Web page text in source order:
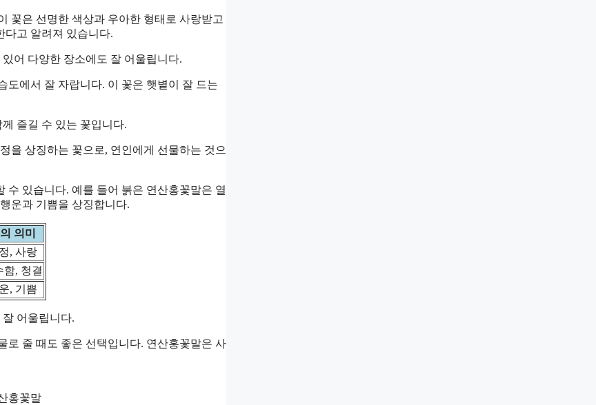
꽃은 선명한 색상과 우아한 형태로 사랑받고
다고 알려져 있습니다.
어 다양한 장소에도 잘 어울립니다.
도에서 잘 자랍니다. 이 꽃은 햇볕이 잘 드는
즐길 수 있는 꽃입니다.
을 상징하는 꽃으로, 연인에게 선물하는 것으
수 있습니다. 예를 들어 붉은 연산홍꽃말은 열
운과 기쁨을 상징합니다.
의미
, 사랑
함, 청결
, 기쁨
어울립니다.
로 줄 때도 좋은 선택입니다. 연산홍꽃말은 사
홍꽃말